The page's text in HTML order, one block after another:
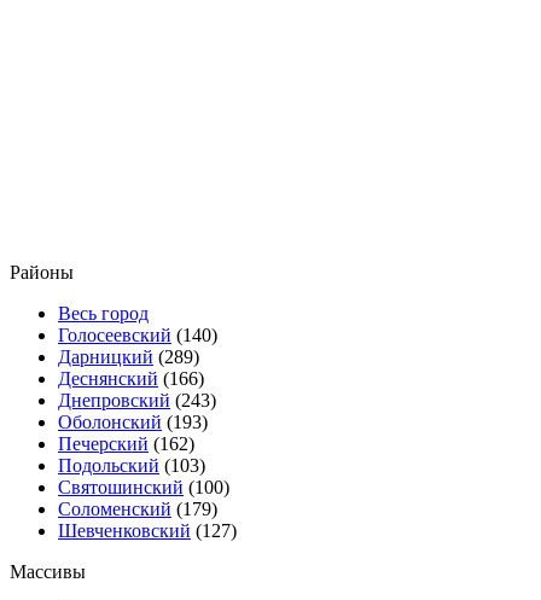
Районы
Весь город
Голосеевский (140)
Дарницкий (289)
Деснянский (166)
Днепровский (243)
Оболонский (193)
Печерский (162)
Подольский (103)
Святошинский (100)
Соломенский (179)
Шевченковский (127)
Массивы